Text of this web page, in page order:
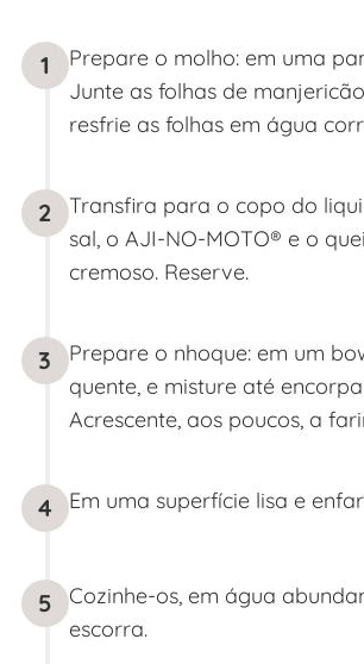
1
Prepare o molho: em uma
Junte as folhas de
resfrie as folhas em água
2
Transfira para o copo do
sal, o AJI-NO-MOTO® e o
cremoso. Reserve.
3
Prepare o nhoque: em um
quente, e misture até
Acrescente, aos poucos, a
4 Em uma superfície lisa e
5
Cozinhe-os, em água
escorra.